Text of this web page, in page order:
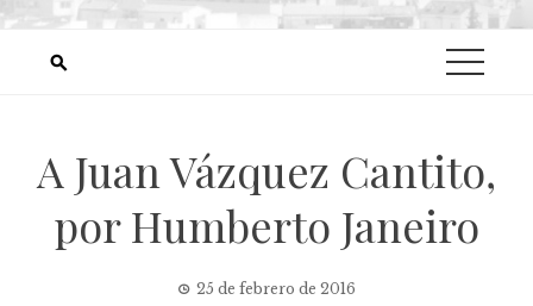
A Juan Vázquez Cantito,
por Humberto Janeiro
25 de febrero de 2016